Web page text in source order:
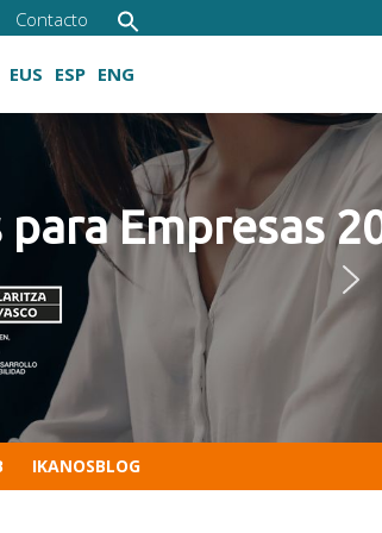
Contacto
EUS ESP ENG
2022
las competencias digitales
IKANOSBLOG